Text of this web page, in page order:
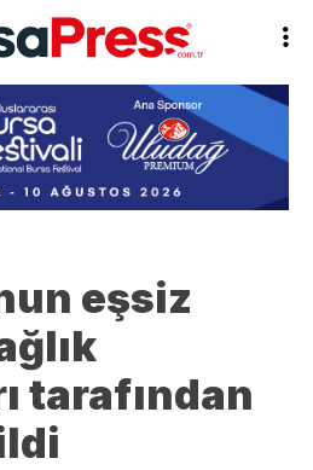
eşsiz
tarafından